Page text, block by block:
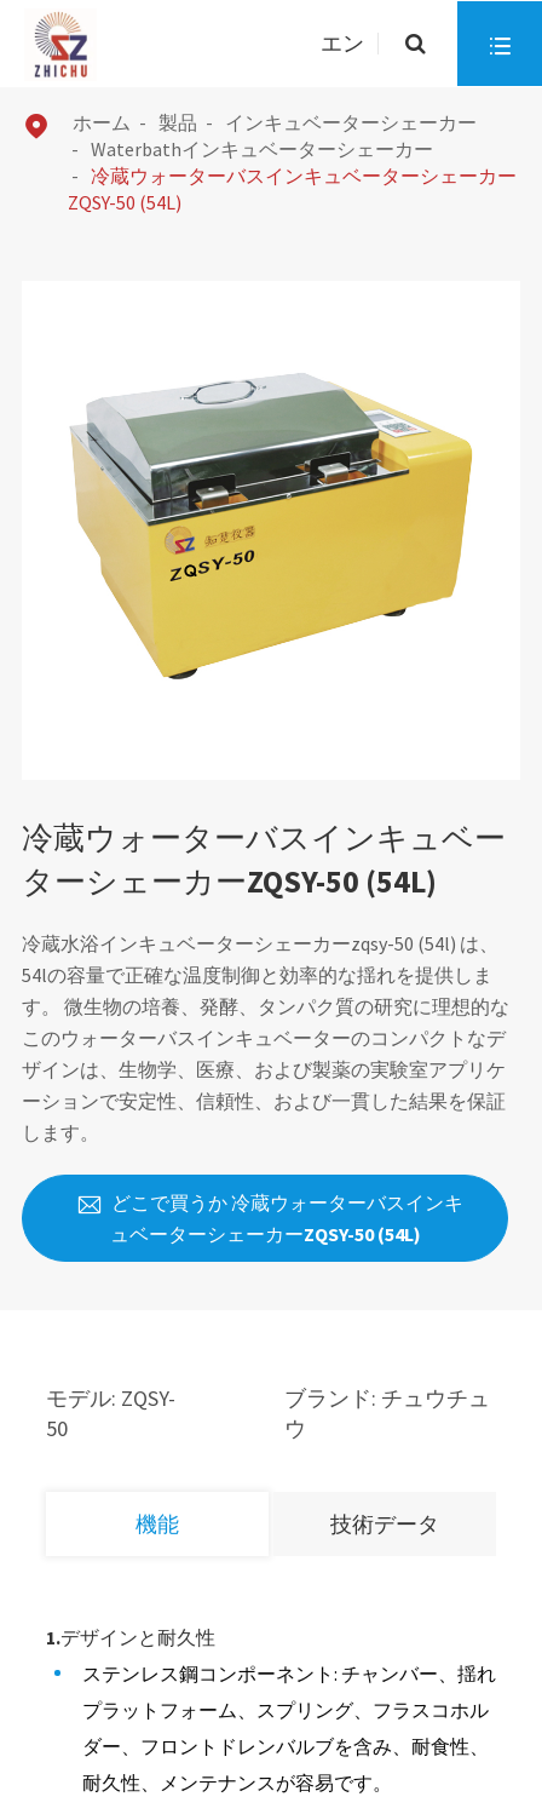
エン 
 ホーム 製品
インキュベーターシェーカー
Waterbathインキュベーターシェーカー
冷蔵ウォーターバスインキュベーターシェーカー
ZQSY-50 (54L)
冷蔵ウォーターバスインキュベー
ターシェーカーZQSY-50 (54L)
冷蔵水浴インキュベーターシェーカーzqsy-50 (54l) は、
54lの容量で正確な温度制御と効率的な揺れを提供しま
す。 微生物の培養、発酵、タンパク質の研究に理想的な
このウォーターバスインキュベーターのコンパクトなデ
ザインは、生物学、医療、および製薬の実験室アプリケ
ーションで安定性、信頼性、および一貫した結果を保証
します。
 どこで買うか 冷蔵ウォーターバスインキ
ュベーターシェーカーZQSY-50 (54L)
モデル: ZQSY-
50
ブランド: チュウチュ
ウ
機能 技術データ
1.デザインと耐久性
ステンレス鋼コンポーネント: チャンバー、揺れ
プラットフォーム、スプリング、フラスコホル
ダー、フロントドレンバルブを含み、耐食性、
耐久性、メンテナンスが容易です。